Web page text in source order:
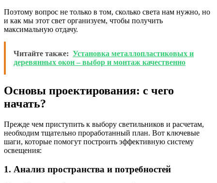
Поэтому вопрос не только в том, сколько света нам нужно, но
и как мы этот свет организуем, чтобы получить
максимальную отдачу.
Читайте также: Установка металлопластиковых и
деревянных окон – выбор и монтаж качественно
Основы проектирования: с чего
начать?
Прежде чем приступить к выбору светильников и расчетам,
необходим тщательно проработанный план. Вот ключевые
шаги, которые помогут построить эффективную систему
освещения:
1. Анализ пространства и потребностей